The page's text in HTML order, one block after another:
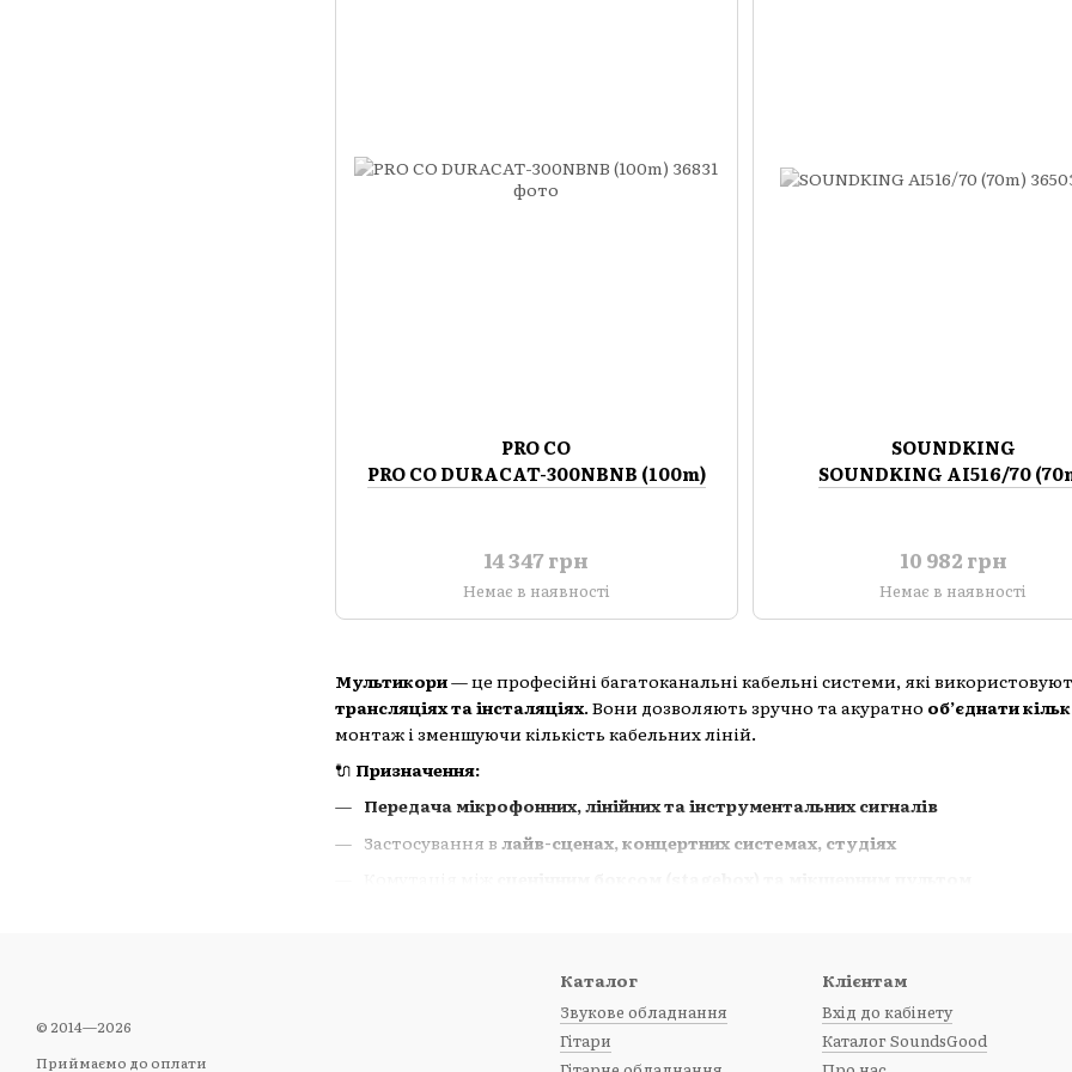
Мультикори— це професійні багатоканальні кабельні системи, які
трансляціях та інсталяціях. Вони дозволяють зручно та акуратно об’єднати
монтаж і зменшуючи кількість кабельних ліній.
🔌 Призначення:
Передача мікрофонних, лінійних та інструментальних сигналів
Застосування в лайв-сценах, концертних системах, студіях
XLR, TRS, Combo, JACK, SpeakON, D-Sub
металевий, стійкий до навантажень
багатожильний, гнучкий, з міцною ПВХ або гумовою оболонкою
PRO CO
PRO CO DURACAT-300NBNB (100m)
14 347 грн
Немає в наявності
SOUNDKING
SOUNDKING AI516/70
10 982 грн
Немає в наявності
© 2014—2026
Приймаємо до оплати
Каталог
Звукове обладнання
Гітари
Клієнтам
Вхід до кабінету
Каталог SoundsGood